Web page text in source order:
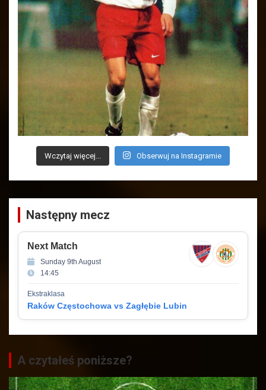
Wczytaj więcej... Obserwuj na Instagramie
Następny mecz
Next Match
Sunday 9th August
14:45
Ekstraklasa
Raków Częstochowa vs Zagłębie Lubin
A czytałeś poniższe?